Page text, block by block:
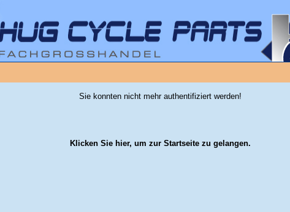
Sie konnten nicht mehr authentifiziert werden!
Klicken Sie hier, um zur Startseite zu gelangen.